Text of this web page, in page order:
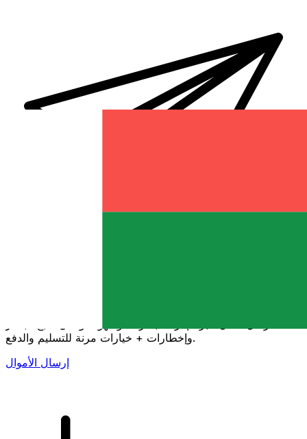
وإخطارات + خيارات مرنة للتسليم والدفع.
إرسال الأموال